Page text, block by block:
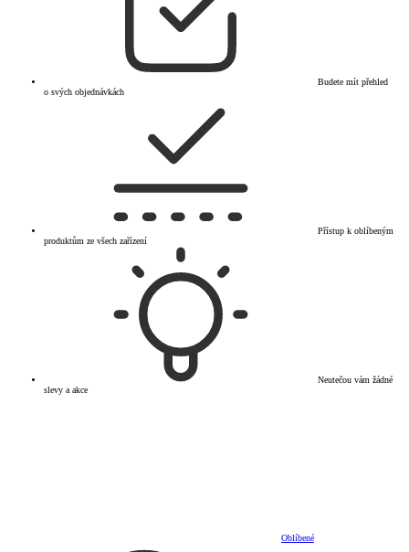
Budete mít přehled
o svých objednávkách
Přístup k oblíbeným
produktům ze všech zařízení
Neutečou vám žádné
slevy a akce
Oblíbené